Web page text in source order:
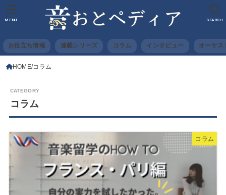
お役立ち情報 連載シリーズ コラム インタビュー オーケス
SEARCH
MENU
HOME コラム
コラム
コラム